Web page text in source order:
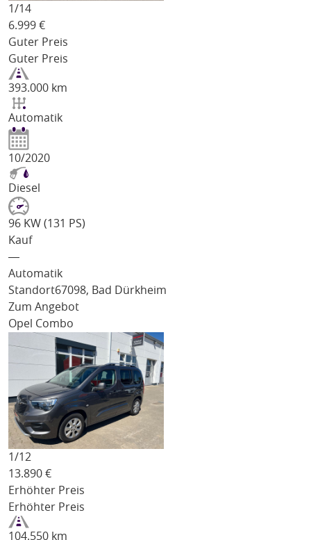
1/14
6.999 €
Guter Preis
Guter Preis
393.000 km
Automatik
10/2020
Diesel
96 KW (131 PS)
Kauf
―
Automatik
Standort67098, Bad Dürkheim
Zum Angebot
Opel Combo
1/12
13.890 €
Erhöhter Preis
Erhöhter Preis
104.550 km